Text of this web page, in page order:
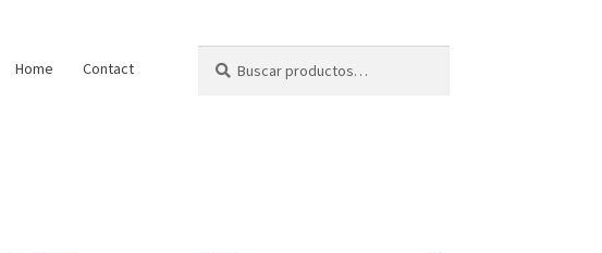
Home Contact
por: